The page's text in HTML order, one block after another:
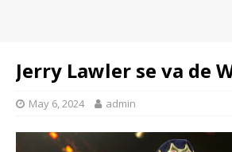
Jerry Lawler se va de
May 6, 2024 admin